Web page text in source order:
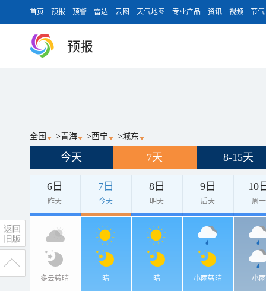
首页 预报 预警 雷达 云图 天气地图 专业产品 资讯 视频 节气
预报
全国 >青海 >西宁 >城东
今天 7天 8-15天
6日
昨天
7日
今天
8日
明天
9日
后天
10
周一
多云转晴 晴 晴 小雨转晴 小雨